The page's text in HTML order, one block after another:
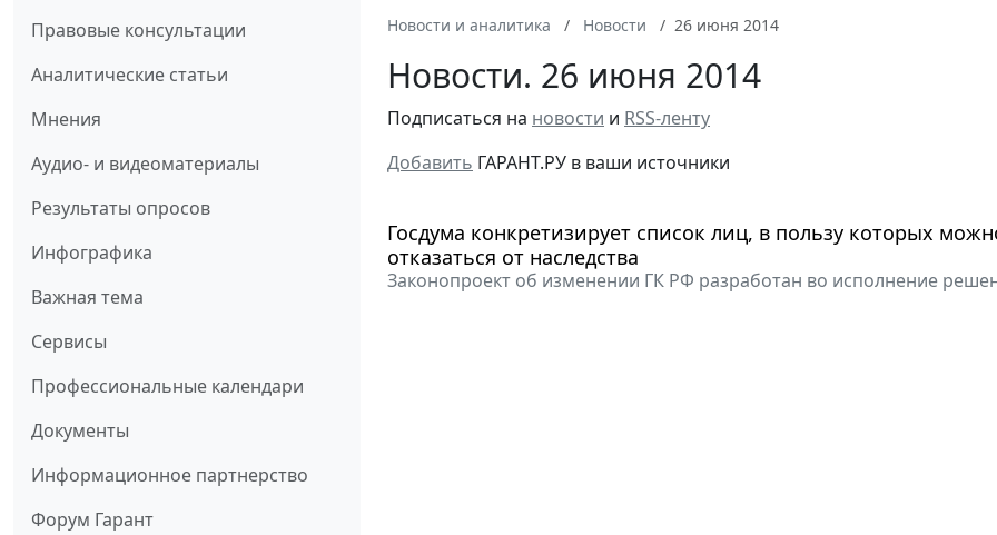
Правовые консультации
Аналитические статьи
Мнения
Аудио- и видеоматериалы
Результаты опросов
Инфографика
Важная тема
Сервисы
Профессиональные календари
Документы
Информационное партнерство
Форум Гарант
Новости и аналитика Новости 26 июня 2014
Новости. 26 июня 2014
Подписаться на новости и RSS-ленту
Добавить ГАРАНТ.РУ в ваши источники
Госдума конкретизирует список лиц, в пользу которых
отказаться от наследства
Законопроект об изменении ГК РФ разработан во исполнение